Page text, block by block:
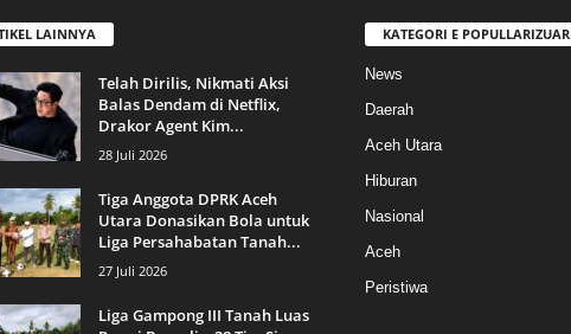
LAINNYA
Telah Dirilis, Nikmati Aksi
Balas Dendam di Netflix,
Drakor Agent Kim...
28 Juli 2026
Tiga Anggota DPRK Aceh
Utara Donasikan Bola untuk
Liga Persahabatan Tanah...
27 Juli 2026
Liga Gampong III Tanah Luas
KATEGORI E POPULLARIZUAR
News
Daerah
Aceh Utara
Hiburan
Nasional
Aceh
Peristiwa